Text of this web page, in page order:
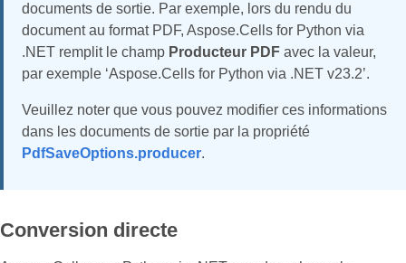
documents de sortie. Par exemple, lors du rendu du
document au format PDF, Aspose.Cells for Python via
.NET remplit le champ Producteur PDF avec la valeur,
par exemple ‘Aspose.Cells for Python via .NET v23.2’.
Veuillez noter que vous pouvez modifier ces informations
dans les documents de sortie par la propriété
PdfSaveOptions.producer.
Conversion directe